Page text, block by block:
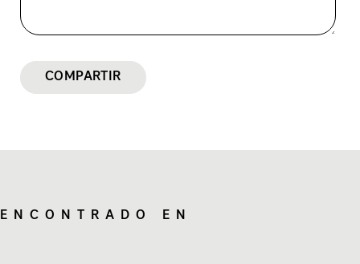
COMPARTIR
ENCONTRADO EN